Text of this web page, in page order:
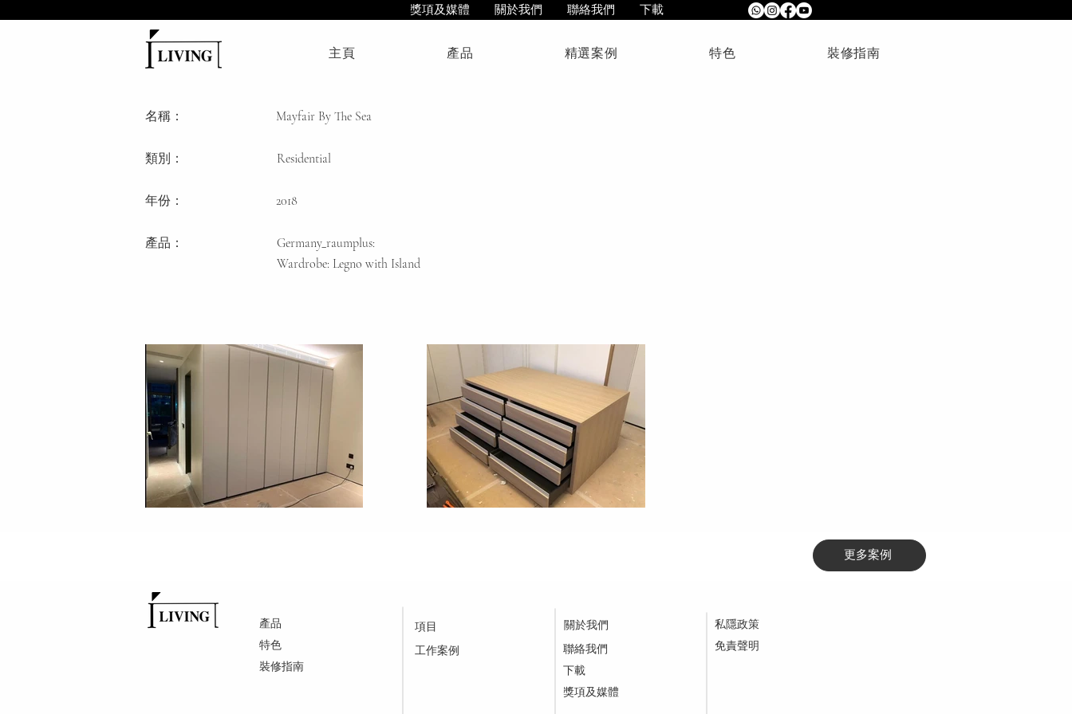
獎項及媒體 關於我們 聯絡我們 下載
主頁 產品 精選案例 特色 裝修指南
名稱： Mayfair By The Sea
類別 ： Residential
年份： 2018
產品：
Germany_raumplus:
Wardrobe: Legno with Island
更多案例
項目
工作案例
產品
特色
裝修指南
關於我們
聯絡我們
下載
​獎項及媒體
私隱政策
免責聲明